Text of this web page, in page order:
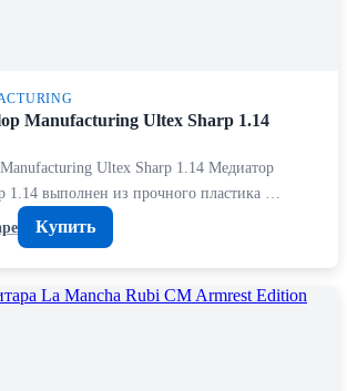
Manufacturing Ultex Sharp 1.14
Ultex Sharp 1.14 Медиатор
1.14 выполнен из прочного пластика …
Купить